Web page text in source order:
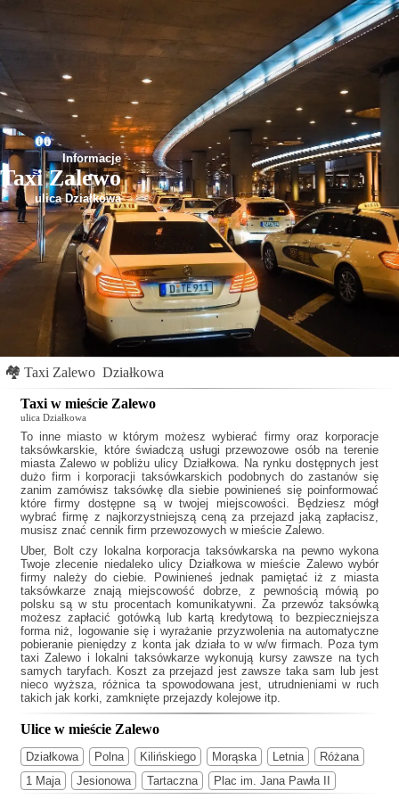
Informacje
Taxi Zalewo
ulica Działkowa
🏘 Taxi Zalewo Działkowa
Taxi w mieście Zalewo
ulica Działkowa
To inne miasto w którym możesz wybierać firmy oraz korporacje
taksówkarskie, które świadczą usługi przewozowe osób na terenie
miasta Zalewo w pobliżu ulicy Działkowa. Na rynku dostępnych jest
dużo firm i korporacji taksówkarskich podobnych dozastanów się
zanim zamówisz taksówkę dla siebie powinieneś się poinformować
które firmy dostępne są w twojej miejscowości. Będziesz mógł
wybrać firmę z najkorzystniejszą ceną za przejazd jaką zapłacisz,
musisz znać cennik firm przewozowych w mieście Zalewo.
Uber, Bolt czy lokalna korporacja taksówkarska na pewno wykona
Twoje zlecenie niedaleko ulicy Działkowa w mieście Zalewo wybór
firmy należy do ciebie. Powinieneś jednak pamiętać iż z miasta
taksówkarze znają miejscowość dobrze, z pewnością mówią po
polsku są w stu procentach komunikatywni. Za przewóz taksówką
możesz zapłacić gotówką lub kartą kredytową to bezpieczniejsza
forma niż, logowanie się i wyrażanie przyzwolenia na automatyczne
pobieranie pieniędzy z konta jak działa to w w/w firmach. Poza tym
taxi Zalewo i lokalni taksówkarze wykonują kursy zawsze na tych
samych taryfach. Koszt za przejazd jest zawsze taka sam lub jest
nieco wyższa, różnica ta spowodowana jest, utrudnieniami w ruch
takich jak korki, zamknięte przejazdy kolejowe itp.
Ulice w mieście Zalewo
Działkowa Polna Kilińskiego Morąska Letnia
Różana
1 Maja
Jesionowa Tartaczna Plac im. Jana Pawła II